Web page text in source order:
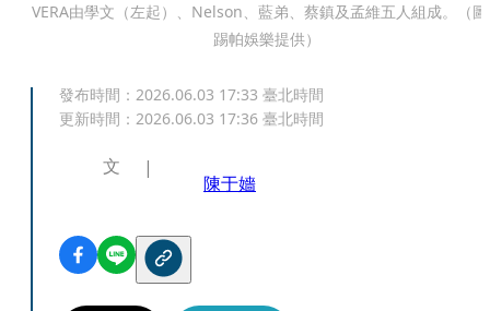
VERA由學文（左起）、Nelson、藍弟、蔡鎮及孟維五人組成。（
踢帕娛樂提供）
發布時間： 2026.06.03 17:33 臺北時間
更新時間： 2026.06.03 17:36 臺北時間
文
陳于嬙